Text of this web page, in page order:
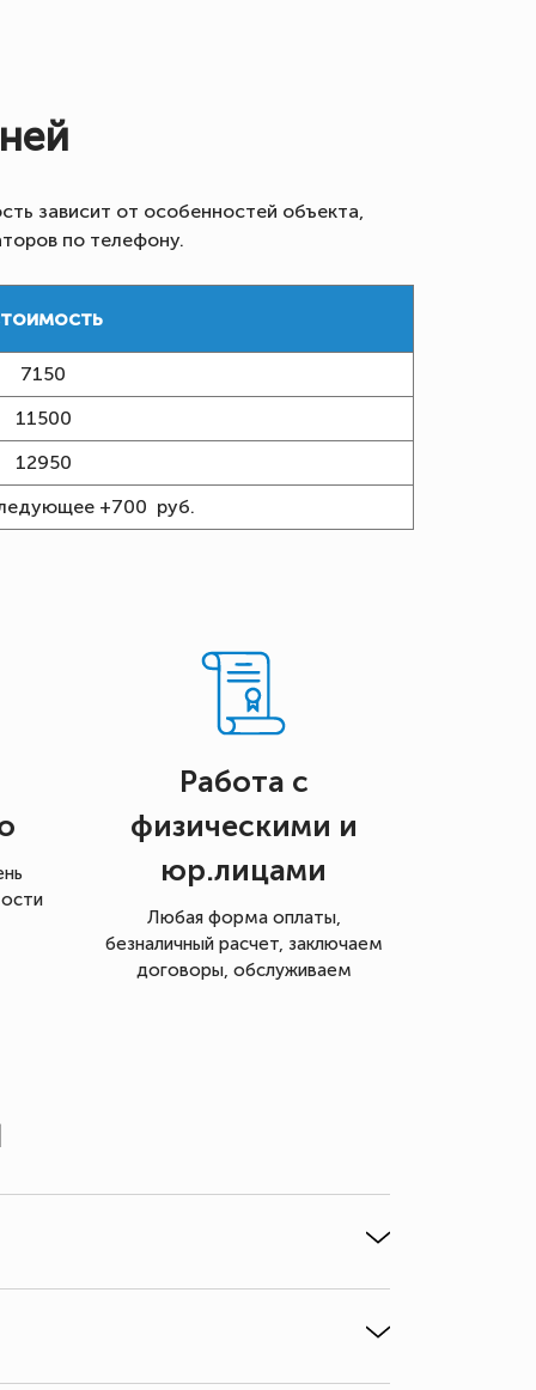
зависит от особенностей объекта,
по телефону.
7150
11500
12950
+700 руб.
Работа с
физическими и
юр.лицами
Любая форма оплаты,
безналичный расчет, заключаем
договоры, обслуживаем